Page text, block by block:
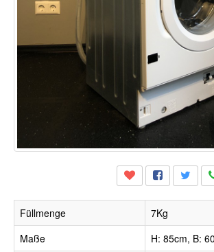
Füllmenge
7Kg
Maße
H: 85cm, B: